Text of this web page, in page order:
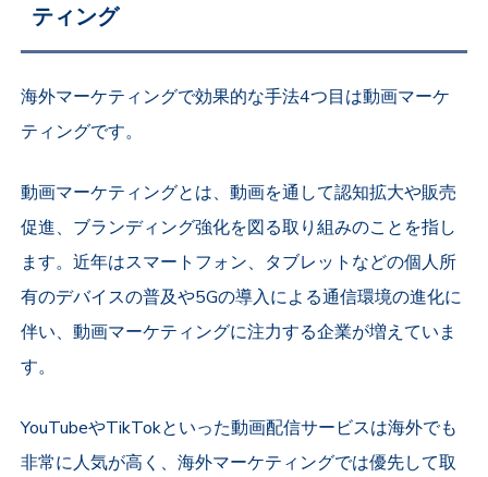
ティング
海外マーケティングで効果的な手法4つ目は動画マーケ
ティングです。
動画マーケティングとは、動画を通して認知拡大や販売
促進、ブランディング強化を図る取り組みのことを指し
ます。近年はスマートフォン、タブレットなどの個人所
有のデバイスの普及や5Gの導入による通信環境の進化に
伴い、動画マーケティングに注力する企業が増えていま
す。
YouTubeやTikTokといった動画配信サービスは海外でも
非常に人気が高く、海外マーケティングでは優先して取